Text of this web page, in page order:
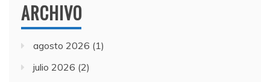
ARCHIVO
agosto 2026 (1)
julio 2026 (2)